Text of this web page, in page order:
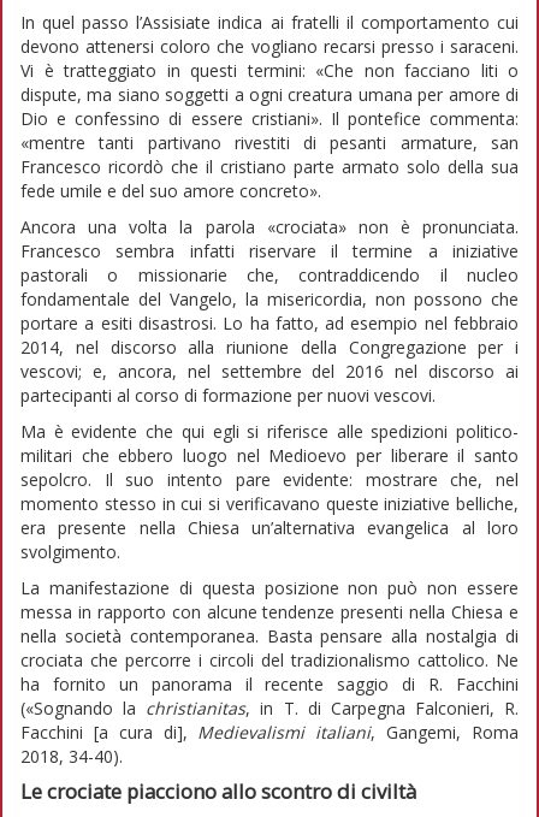
In quel passo l’Assisiate indica ai fratelli il comportamento cui
devono attenersi coloro che vogliano recarsi presso i saraceni.
Vi è tratteggiato in questi termini: «Che non facciano liti o
dispute, ma siano soggetti a ogni creatura umana per amore di
Dio e confessino di essere cristiani». Il pontefice commenta:
«mentre tanti partivano rivestiti di pesanti armature, san
Francesco ricordò che il cristiano parte armato solo della sua
fede umile e del suo amore concreto».
Ancora una volta la parola «crociata» non è pronunciata.
Francesco sembra infatti riservare il termine a iniziative
pastorali o missionarie che, contraddicendo il nucleo
fondamentale del Vangelo, la misericordia, non possono che
portare a esiti disastrosi. Lo ha fatto, ad esempio nel febbraio
2014, nel discorso alla riunione della Congregazione per i
vescovi; e, ancora, nel settembre del 2016 nel discorso ai
partecipanti al corso di formazione per nuovi vescovi.
Ma è evidente che qui egli si riferisce alle spedizioni politico-
militari che ebbero luogo nel Medioevo per liberare il santo
sepolcro. Il suo intento pare evidente: mostrare che, nel
momento stesso in cui si verificavano queste iniziative belliche,
era presente nella Chiesa un’alternativa evangelica al loro
svolgimento.
La manifestazione di questa posizione non può non essere
messa in rapporto con alcune tendenze presenti nella Chiesa e
nella società contemporanea. Basta pensare alla nostalgia di
crociata che percorre i circoli del tradizionalismo cattolico. Ne
ha fornito un panorama il recente saggio di R. Facchini
(«Sognando la christianitas, in T. di Carpegna Falconieri, R.
Facchini [a cura di], Medievalismi italiani, Gangemi, Roma
2018, 34-40).
Le crociate piacciono allo scontro di civiltà